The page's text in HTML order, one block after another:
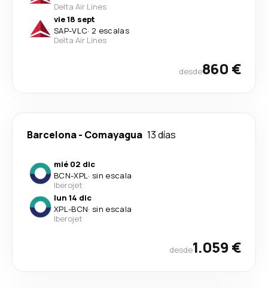
Delta Air Lines
vie 18 sept
SAP-VLC· 2 escalas
Delta Air Lines
desde860 €
Barcelona- Comayagua 13 días
mié 02 dic
BCN-XPL· sin escala
Iberojet
lun 14 dic
XPL-BCN· sin escala
Iberojet
desde1.059 €